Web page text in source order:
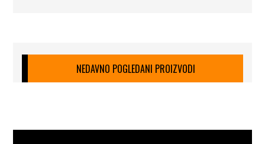
NEDAVNO POGLEDANI PROIZVODI